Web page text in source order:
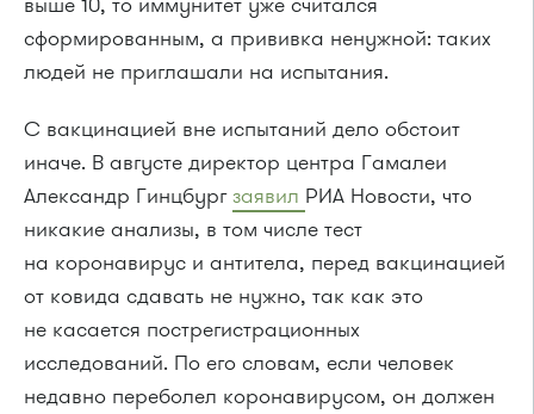
сформированным, а прививка ненужной: таких
людей не приглашали на испытания.
С вакцинацией вне испытаний дело обстоит
иначе. В августе директор центра Гамалеи
Александр Гинцбургзаявил РИА Новости, что
никакие анализы, в том числе тест
на коронавирус и антитела, перед вакцинацией
от ковида сдавать не нужно, так как это
не касается пострегистрационных
исследований. По его словам, если человек
недавно переболел коронавирусом, он должен